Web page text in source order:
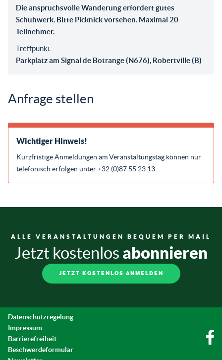
Die anspruchsvolle Wanderung erfordert gutes
Schuhwerk. Bitte Picknick vorsehen. Maximal 20
Teilnehmer.
Treffpunkt:
Parkplatz am Signal de Botrange (N676), Robertville (B)
Anfrage stellen
Wichtiger Hinweis!
Kurzfristige Anmeldungen am Veranstaltungstag können nur
telefonisch erfolgen unter +32 (0)87 55 23 13.
ALLE VERANSTALTUNGEN BEQUEM PER MAIL
Jetzt kostenlos abonnieren
JETZT KOSTENLOS ANMELDEN
Datenschutzregelung
Impressum
Barrierefreiheit
Beschwerdeformular